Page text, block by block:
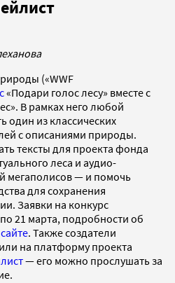
(«WWF
«Подари голос лесу» вместе с
В рамках него любой
из классических
с описаниями природы.
тексты для проекта фонда
леса и аудио-
мегаполисов — и помочь
для сохранения
Заявки на конкурс
21 марта, подробности об
сайте. Также создатели
на платформу проекта
— его можно прослушать за